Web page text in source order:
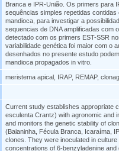
Branca e IPR-União. Os primers para
sequências simples repetidas
mandioca, para investigar a
sequencias de DNA amplificadas com
detectado com os primers EST-SSR
variabilidade genética foi maior com o
desenhados no presente estudo
mandioca propagados in vitro.
meristema apical, IRAP, REMAP,
Current study establishes appropriate
esculenta Crantz) with agronomic and
and monitors the genetic stability of
(Baianinha, Fécula Branca, Icaraíma,
clones. They were inoculated in
concentrations of 6-benzyladenine